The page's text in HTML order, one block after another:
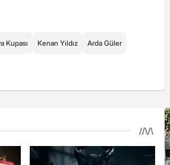
Kupası Kenan Yıldız Arda Güler